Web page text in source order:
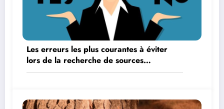
Les erreurs les plus courantes à éviter
lors de la recherche de sources
d’informations